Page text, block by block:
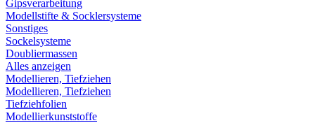
Gipsverarbeitung
Modellstifte & Socklersysteme
Sonstiges
Sockelsysteme
Doubliermassen
Alles anzeigen
Modellieren, Tiefziehen
Modellieren, Tiefziehen
Tiefziehfolien
Modellierkunststoffe